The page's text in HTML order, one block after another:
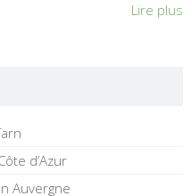
Lire plus
d’Azur
Auvergne